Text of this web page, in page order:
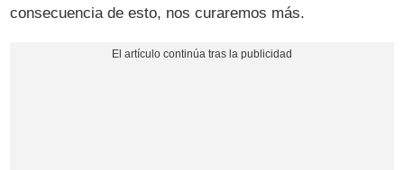
consecuencia de esto, nos curaremos más.